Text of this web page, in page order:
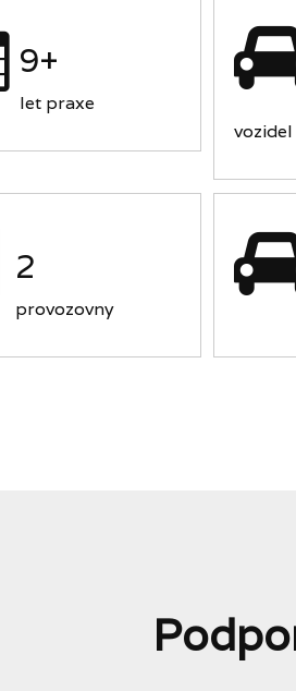
9+
let praxe
vozidel
2
provozovny